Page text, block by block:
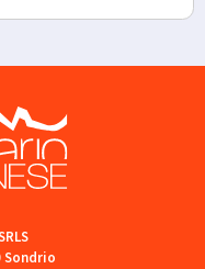
Sondrio